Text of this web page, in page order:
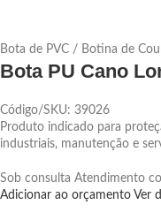
Bota de PVC / Botina de
Bota PU Cano
Código/SKU: 39026
Produto indicado para
industriais, manutenção e
Sob consulta Atendimento
Adicionar ao orçamento Ver